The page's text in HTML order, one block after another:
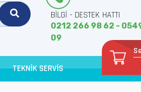
BİLGİ - DESTEK HATTI
0212 266 98 62 -
09
TEKNİK SERVİS